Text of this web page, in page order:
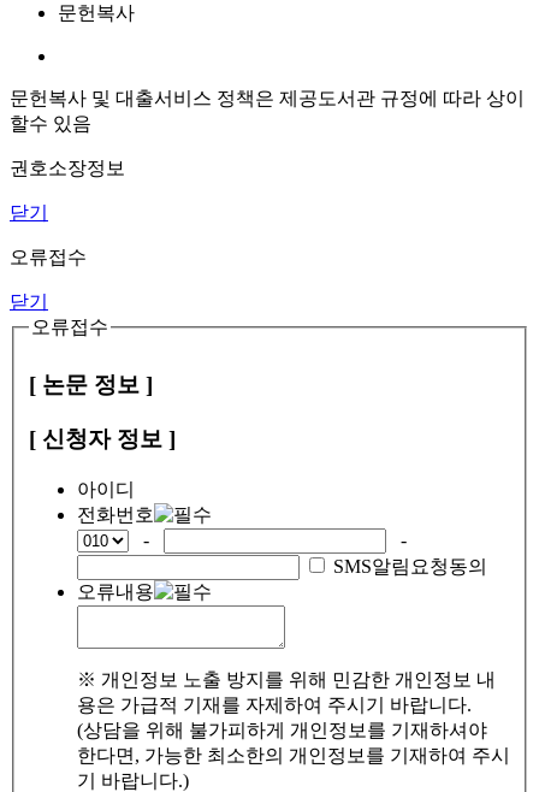
문헌복사
문헌복사 및 대출서비스 정책은 제공도서관 규정에 따라 상이
할수 있음
권호소장정보
닫기
오류접수
닫기
오류접수
[ 논문 정보 ]
[ 신청자 정보 ]
아이디
전화번호
-
-
SMS알림요청동의
오류내용
※ 개인정보 노출 방지를 위해 민감한 개인정보 내
용은 가급적 기재를 자제하여 주시기 바랍니다.
(상담을 위해 불가피하게 개인정보를 기재하셔야
한다면, 가능한 최소한의 개인정보를 기재하여 주시
기 바랍니다.)